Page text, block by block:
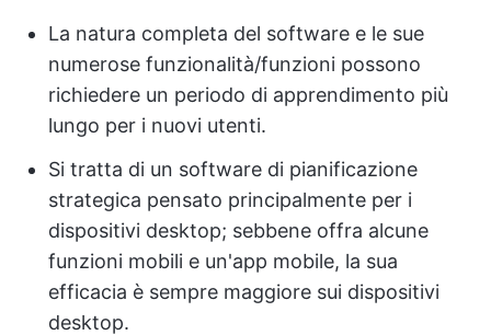
La natura completa del software e le sue
numerose funzionalità/funzioni possono
richiedere un periodo di apprendimento più
lungo per i nuovi utenti.
Si tratta di un software di pianificazione
strategica pensato principalmente per i
dispositivi desktop; sebbene offra alcune
funzioni mobili e un'app mobile, la sua
efficacia è sempre maggiore sui dispositivi
desktop.